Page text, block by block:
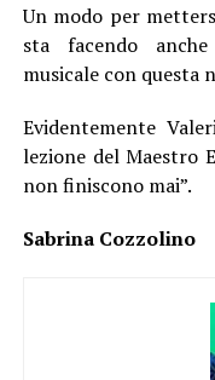
Un modo per
sta facendo
musicale con questa
Evidentemente
lezione del Maestro
non finiscono mai”.
Sabrina Cozzolino